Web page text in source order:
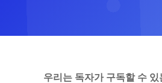
우리는 독자가 구독할 수 있